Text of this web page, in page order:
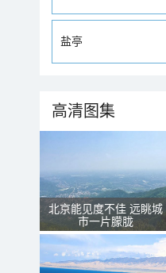
盐亭
高清图集
北京能见度不佳 远眺城
市一片朦胧